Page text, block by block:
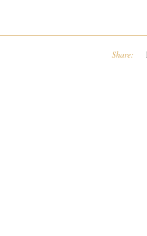
Share: